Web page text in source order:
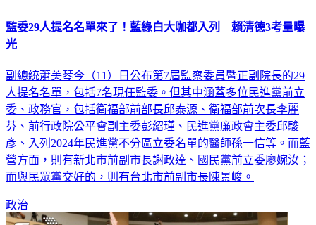
監委29人提名名單來了！藍綠白大咖都入列 賴清德3考量曝
光
副總統蕭美琴今（11）日公布第7屆監察委員暨正副院長的29
人提名名單，包括7名現任監委。但其中涵蓋多位民進黨前立
委、政務官，包括衛福部前部長邱泰源、衛福部前次長李麗
芬、前行政院公平會副主委彭紹瑾、民進黨廉政會主委邱駿
彥、入列2024年民進黨不分區立委名單的醫師孫一信等。而藍
營方面，則有新北市前副市長謝政達、國民黨前立委廖婉汝；
而與民眾黨交好的，則有台北市前副市長陳景峻。
政治